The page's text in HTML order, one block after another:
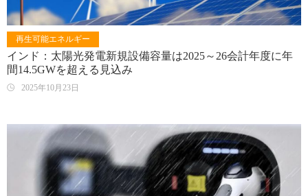
再生可能エネルギー
インド：太陽光発電新規設備容量は2025～26会計年度に年
間14.5GWを超える見込み
2025年10月23日